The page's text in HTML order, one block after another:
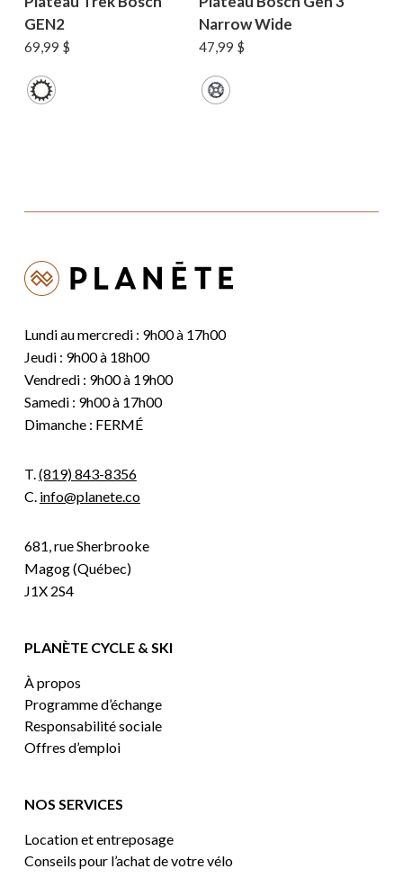
GEN2
69,99 $
Narrow Wide
47,99 $
Lundi au mercredi : 9h00 à 17h00
Jeudi : 9h00 à 18h00
Vendredi : 9h00 à 19h00
Samedi : 9h00 à 17h00
Dimanche : FERMÉ
T.(819) 843-8356
C. info@planete.co
681, rue Sherbrooke
Magog (Québec)
J1X 2S4
PLANÈTE CYCLE & SKI
À propos
Programme d’échange
Responsabilité sociale
Offres d’emploi
NOS SERVICES
Location et entreposage
Conseils pour l’achat de votre vélo